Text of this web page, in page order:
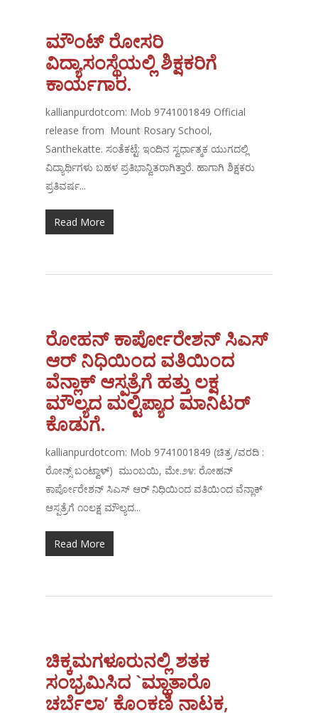
ಮೌಂಟ್ ರೋಸರಿ
ವಿದ್ಯಾಸಂಸ್ಥೆಯಲ್ಲಿ ಶಿಕ್ಷಕರಿಗೆ
ಕಾರ್ಯಗಾರ.
kallianpurdotcom: Mob 9741001849 Official
release from Mount Rosary School,
Santhekatte. ಸಂತೆಕಟ್ಟೆ: ಇಂದಿನ ಸ್ವರ್ಧಾತ್ಮಕ ಯುಗದಲ್ಲಿ
ವಿದ್ಯಾರ್ಥಿಗಳು ಬಹಳ ಪ್ರತಿಭಾನ್ವಿತರಾಗಿತ್ತಾರೆ. ಹಾಗಾಗಿ ಶಿಕ್ಷಕರು
ಪ್ರತಿವರ್ಷ...
Read More
ರೋಹನ್ ಕಾರ್ಪೋರೇಶನ್ ಸಿಎಸ್
ಆರ್ ನಿಧಿಯಿಂದ ವತಿಯಿಂದ
ವೆನ್ಲಾಕ್ ಆಸ್ಪತ್ರೆಗೆ ಹತ್ತು ಲಕ್ಷ
ಮೌಲ್ಯದ ಮಲ್ಟಿಪ್ಯಾರ ಮಾನಿಟರ್
ಕೊಡುಗೆ.
kallianpurdotcom: Mob 9741001849 (ಚಿತ್ರ /ವರದಿ :
ರೋನ್ಸ್ ಬಂಟ್ವಾಳ್) ಮುಂಬಯಿ, ಮೇ.೨೪: ರೋಹನ್
ಕಾರ್ಪೋರೇಶನ್ ಸಿಎಸ್ ಆರ್ ನಿಧಿಯಿಂದ ವತಿಯಿಂದ ವೆನ್ಲಾಕ್
ಆಸ್ಪತ್ರೆಗೆ ೧೦ಲಕ್ಷ ಮೌಲ್ಯದ...
Read More
ಚಿಕ್ಕಮಗಳೂರುನಲ್ಲಿ ಶತಕ
ಸಂಭ್ರಮಿಸಿದ `ಮ್ಹಾತಾರೊ
ಚರ್ಬೆಲಾ’ ಕೊಂಕಣಿ ನಾಟಕ,